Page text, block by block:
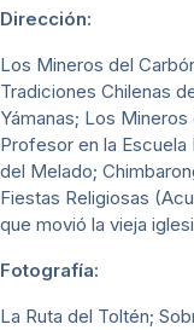
Dirección:
Los Mineros del
Tradiciones Chilenas
Yámanas; Los
Profesor en la Escuela
del Melado;
Fiestas Religiosas
que movió la vieja
Fotografía:
La Ruta del Toltén;